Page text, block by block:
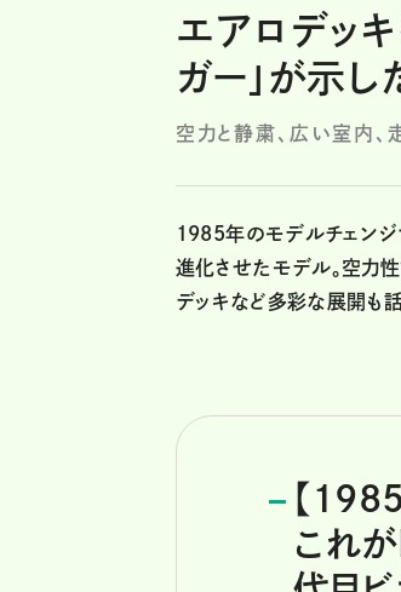
エアロデッ
ガー」が示
空力と静粛、広い室内
1985年のモデルチェンジ
進化させたモデル。空力
デッキなど多彩な展開も
【
これ